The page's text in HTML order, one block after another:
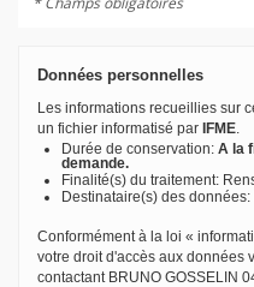
Données personnelles
Les informations recueillies sur
un fichier informatisé par IFME.
Durée de conservation: A la
demande.
Finalité(s) du traitement:
Destinataire(s) des données:
Conformément à la loi «
votre droit d'accès aux données
contactant BRUNO GOSSELIN